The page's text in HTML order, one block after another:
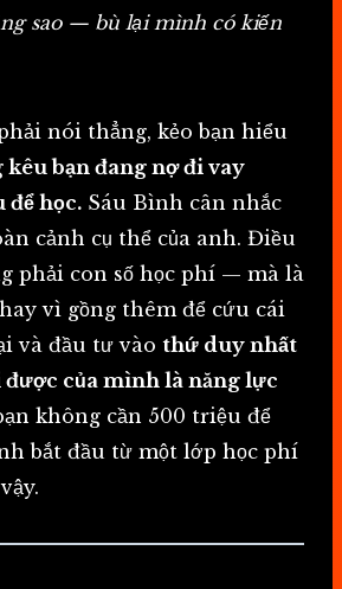
sao — bù lại mình có kiến
nói thẳng, kẻo bạn hiểu
bạn đang nợ đi vay
học. Sáu Bình cân nhắc
cảnh cụ thể của anh. Điều
phải con số học phí — mà là
vì gồng thêm để cứu cái
và đầu tư vào thứ duy nhất
của mình là năng lực
không cần 500 triệu để
bắt đầu từ một lớp học phí